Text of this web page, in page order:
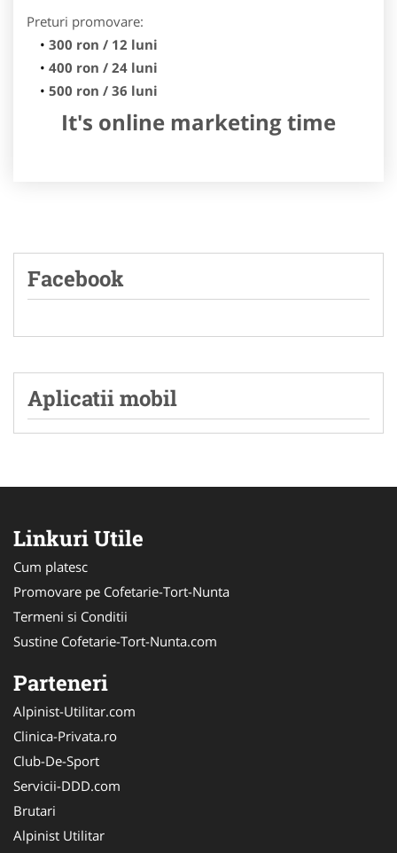
Preturi promovare:
300 ron / 12 luni
400 ron / 24 luni
500 ron / 36 luni
It's online marketing time
Facebook
Aplicatii mobil
Linkuri Utile
Cum platesc
Promovare pe Cofetarie-Tort-Nunta
Termeni si Conditii
Sustine Cofetarie-Tort-Nunta.com
Parteneri
Alpinist-Utilitar.com
Clinica-Privata.ro
Club-De-Sport
Servicii-DDD.com
Brutari
Alpinist Utilitar